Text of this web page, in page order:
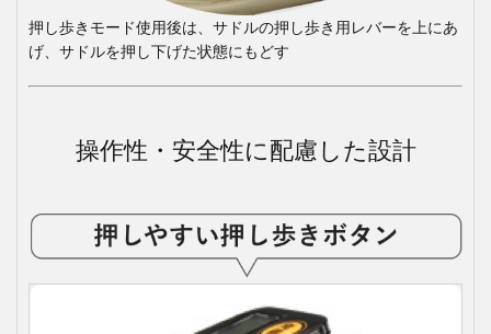
押し歩きモード使用後は、サドルの押し歩き用レバーを上にあ
げ、サドルを押し下げた状態にもどす
操作性・安全性に配慮した設計